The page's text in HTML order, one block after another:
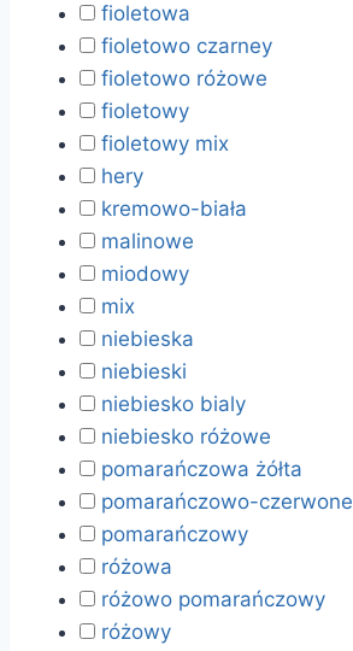
fioletowa
fioletowo czarney
fioletowo różowe
fioletowy
fioletowy mix
hery
kremowo-biała
malinowe
miodowy
mix
niebieska
niebieski
niebiesko bialy
niebiesko różowe
pomarańczowa żółta
pomarańczowo-czerwone
pomarańczowy
różowa
różowo pomarańczowy
różowy